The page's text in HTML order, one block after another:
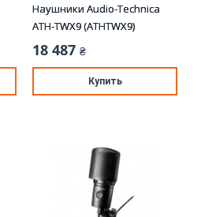
Наушники Audio-Technica
ATH-TWX9 (ATHTWX9)
18 487 ₴
Купить